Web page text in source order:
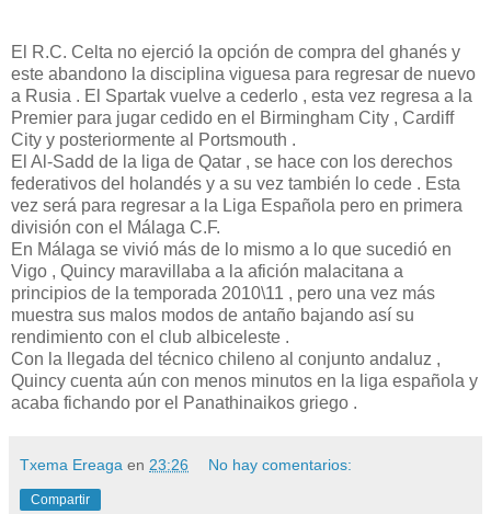
El R.C. Celta no ejerció la opción de compra del ghanés y
este abandono la disciplina viguesa para regresar de nuevo
a Rusia . El Spartak vuelve a cederlo , esta vez regresa a la
Premier para jugar cedido en el Birmingham City , Cardiff
City y posteriormente al Portsmouth .
El Al-Sadd de la liga de Qatar , se hace con los derechos
federativos del holandés y a su vez también lo cede . Esta
vez será para regresar a la Liga Española pero en primera
división con el Málaga C.F.
En Málaga se vivió más de lo mismo a lo que sucedió en
Vigo , Quincy maravillaba a la afición malacitana a
principios de la temporada 2010\11 , pero una vez más
muestra sus malos modos de antaño bajando así su
rendimiento con el club albiceleste .
Con la llegada del técnico chileno al conjunto andaluz ,
Quincy cuenta aún con menos minutos en la liga española y
acaba fichando por el Panathinaikos griego .
Txema Ereaga en 23:26 No hay comentarios:
Compartir